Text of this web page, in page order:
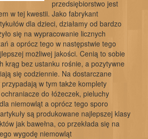
przedsiębiorstwo jest
w tej kwestii. Jako fabrykant
dla dzieci, działamy od bardzo
się na wypracowanie licznych
a oprócz tego w następstwie tego
możliwej jakości. Cenią to sobie
krąg bez ustanku rośnie, a pozytywne
się codziennie. Na dostarczane
przypadają w tym także komplety
do łóżeczek, pieluchy
niemowląt a oprócz tego sporo
są produkowane najlepszej klasy
jak bawełna, co przekłada się na
wygodę niemowląt